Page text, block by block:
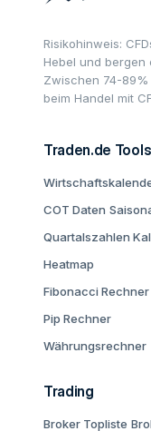
Risikohinweis:
Hebel und bergen
Zwischen 74-
beim Handel mit
Traden.de Tools
COT Daten
Quartalszahlen
Heatmap
Fibonacci Rechner
Pip Rechner
Währungsrechner
Trading
Broker Topliste